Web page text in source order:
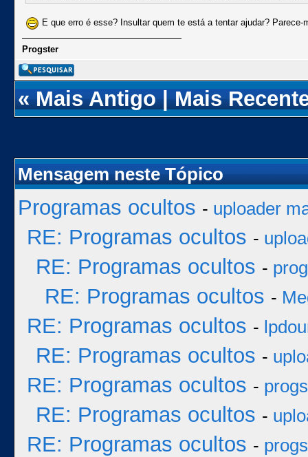
E que erro é esse? Insultar quem te está a tentar ajudar? Parece-
Progster
«Mais Antigo|Mais
Mensagem neste Tópico
Programas ocultos - uploader
RE: Programas ocultos -
RE: Programas ocultos -
RE: Programas ocultos -
RE: Programas ocultos -
RE: Programas ocultos -
RE: Programas ocultos -
RE: Programas ocultos -
RE: Programas ocultos -